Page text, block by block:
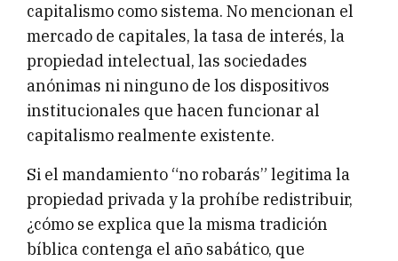
capitalismo como sistema. No mencionan el
mercado de capitales, la tasa de interés, la
propiedad intelectual, las sociedades
anónimas ni ninguno de los dispositivos
institucionales que hacen funcionar al
capitalismo realmente existente.
Si el mandamiento “no robarás” legitima la
propiedad privada y la prohíbe redistribuir,
¿cómo se explica que la misma tradición
bíblica contenga el año sabático, que